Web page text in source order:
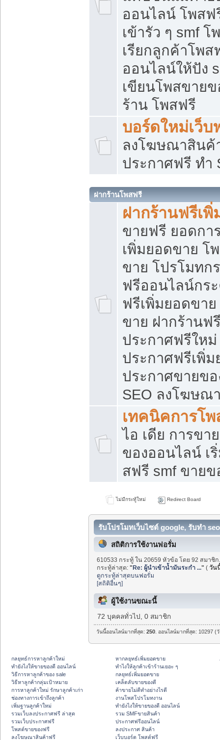
ออนไลน์ โพสฟ
เข้ารัว ๆ smf
เรียกลูกค้าโพส
ออนไลน์ให้ปัง
เขียนโพสขาย
ร้าน โพสฟรี
บอร์ดใหม่เว็บ
ลงโฆษณาสิน
ประกาศฟรี ทำ
ฝากร้านโพสฟรี
ฝากร้านฟรีเ
ขายฟรี ยอดกา
เพิ่มยอดขาย โ
ขาย โปรโมทก
ฟรีออนไลน์กร
ฟรีเพิ่มยอดขา
ขาย ฝากร้านฟ
ประกาศฟรีใหม่
ประกาศฟรีเพิ่
ประกาศขายข
SEO ลงโฆษณ
เทคนิคการโ
ไอ เดีย การขา
ของออนไลน์ เ
สฟรี smf ขาย
ไม่มีกระทู้ใหม่ Redirect Board
รับโปรโมทเว็บไซต์ google, รับทำ
สถิติการใช้งานฟอรั่ม
610533 กระทู้ ใน 20659 หัวข้อ โดย 92 สมาชิ
กระทู้ล่าสุด:"Re: ผู้นำเข้าน้ำมันระกำ ..." (วัน
ดูกระทู้ล่าสุดบนฟอรั่ม
[สถิติอื่นๆ]
ผู้ใช้งานขณะนี้
72 บุคคลทั่วไป, 0 สมาชิก
วันนี้ออนไลน์มากที่สุด:250 . ออนไลน์มากที่สุด: 10297
กลยุทธ์การหาลูกค้าใหม่
ทํายังไงให้ขายของดี ออนไลน์
วิธีการหาลูกค้าของ sale
วิธีหาลูกค้ากลุ่มเป้าหมาย
การหาลูกค้าใหม่ รักษาลูกค้าเก่า
ช่องทางการเข้าถึงลูกค้า
เพิ่มฐานลูกค้าใหม่
รวมเว็บลงประกาศฟรี ล่าสุด
รวมเว็บประกาศฟรี
โพสต์ขายของฟรี
ลงโฆษณาสินค้าฟรี
หากลยุทธ์เพิ่มยอดขาย
ทําไงให้ลูกค้าเข้าร้านเยอะ ๆ
กลยุทธ์เพิ่มยอดขาย
เคล็ดลับขายของดี
ค้าขายไม่ดีทำอย่างไรดี
งานโพสโปรโมทงาน
ทํายังไงให้ขายของดี ออนไลน์
รวม SMFขายสินค้า
ประกาศฟรีออนไลน์
ลงประกาศ สินค้า
เว็บบอร์ด โพสต์ฟรี